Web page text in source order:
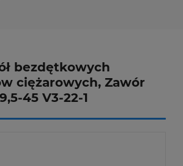
bezdętkowych
ciężarowych, Zawór
45 V3-22-1